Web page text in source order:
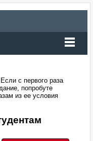
с первого раза
попробуте
из ее условия